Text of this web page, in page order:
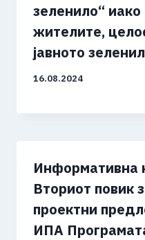
зеленило“
жителите,
јавното
16.08.2024
Информативна
Вториот повик
проектни
ИПА